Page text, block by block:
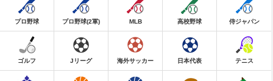
プロ野球 プロ野球(2軍) MLB 高校野球 侍ジャパン
ゴルフ Jリーグ 海外サッカー 日本代表 テニス